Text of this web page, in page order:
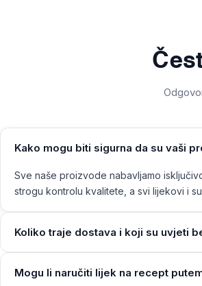
Kako mogu biti sigurna da su vaši
Sve naše proizvode nabavljamo
strogu kontrolu kvalitete, a svi lijekovi i
Koliko traje dostava i koji su uvjeti
Mogu li naručiti lijek na recept